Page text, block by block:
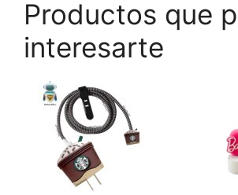
Productos que
interesarte